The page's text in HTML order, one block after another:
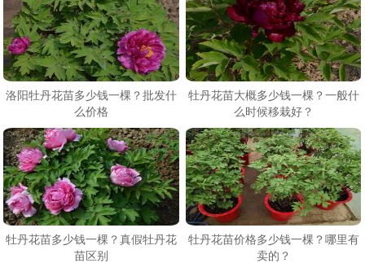
洛阳牡丹花苗多少钱一棵？批发什
么价格
牡丹花苗大概多少钱一棵？一般什
么时候移栽好？
牡丹花苗多少钱一棵？真假牡丹花
苗区别
牡丹花苗价格多少钱一棵？哪里有
卖的？